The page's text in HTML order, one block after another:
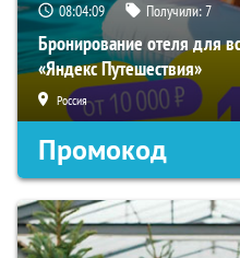
08:04:08 Получили:7
Бронирование отеля для
«Яндекс Путешествия»
Россия
Промокод